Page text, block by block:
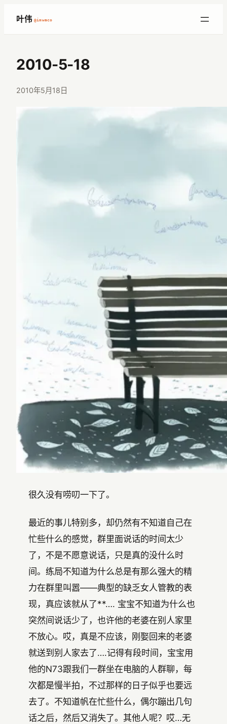
内
叶伟 @imwaco
2010-5-18
2010年5月18日
很久没有唠叨一下了。
最近的事儿特别多，却仍然有不知道自己在
忙些什么的感觉，群里面说话的时间太少
了，不是不愿意说话，只是真的没什么时
间。练局不知道为什么总是有那么强大的精
力在群里叫嚣——典型的缺乏女人管教的表
现，真应该就从了**…. 宝宝不知道为什么也
突然间说话少了，也许他的老婆在别人家里
不放心。哎，真是不应该，刚娶回来的老婆
就送到别人家去了….记得有段时间，宝宝用
他的N73跟我们一群坐在电脑的人群聊，每
次都是慢半拍，不过那样的日子似乎也要远
去了。不知道帆在忙些什么，偶尔蹦出几句
话之后，然后又消失了。其他人呢？哎…无